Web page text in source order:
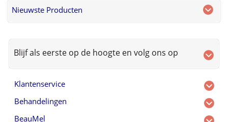
Nieuwste Producten
Blijf als eerste op de hoogte en volg ons op
Klantenservice
Behandelingen
BeauMel